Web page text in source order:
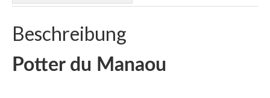
Zuchtstuten F2
Blue Bay Bee – Cornado NRW – Askar AA
Cimbalou – Cassini II – Bachus – Tumbled xx
– Roman
Beschreibung
Potter du Manaou